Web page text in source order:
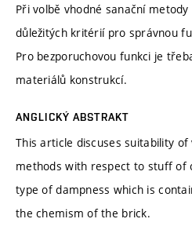
Při volbě vhodné sanační
důležitých kritérií pro správnou
Pro bezporuchovou funkci je
materiálů konstrukcí.
ANGLICKÝ ABSTRAKT
This article discuses suitability
methods with respect to stuff of
type of dampness which is
the chemism of the brick.